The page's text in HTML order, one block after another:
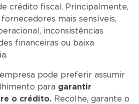
crédito fiscal. Principalmente,
mais sensíveis,
inconsistências
financeiras ou baixa
pode preferir assumir
para garantir
o crédito. Recolhe, garante o